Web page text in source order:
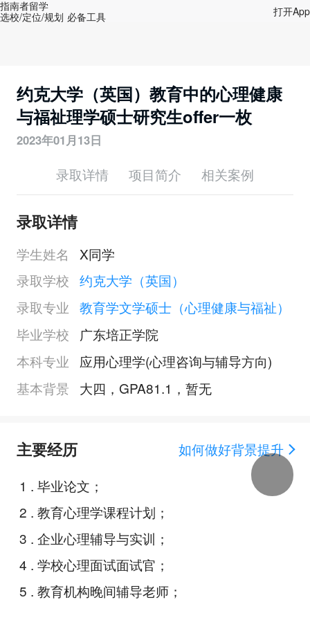
指南者留学
选校/定位/规划 必备工具
打开App
约克大学（英国）教育中的心理健康
与福祉理学硕士研究生offer一枚
2023年01月13日
录取详情 项目简介 相关案例
录取详情
学生姓名
X同学
录取学校 约克大学（英国）
录取专业 教育学文学硕士（心理健康与福祉）
毕业学校
广东培正学院
本科专业
应用心理学(心理咨询与辅导方向)
基本背景
大四，GPA81.1，暂无
主要经历
如何做好背景提升
1 . 毕业论文；
2 . 教育心理学课程计划；
3 . 企业心理辅导与实训；
4 . 学校心理面试面试官；
5 . 教育机构晚间辅导老师；